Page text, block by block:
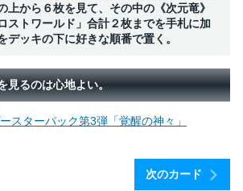
上から６枚を見て、その中の《次元竜》
ストワールド」合計２枚までを手札に加
デッキの下に好きな順番で置く。
見るのは心地よい。
スターパック第3弾「覚醒の神々」
次のカード